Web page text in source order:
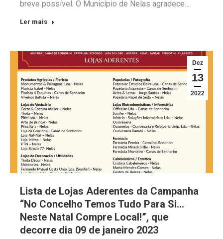
breve possível. O Município de Nelas agradece…
Ler mais
Dez
13
2022
Lista de Lojas Aderentes da Campanha
“No Concelho Temos Tudo Para Si…
Neste Natal Compre Local!”, que
decorre dia 09 de janeiro 2023